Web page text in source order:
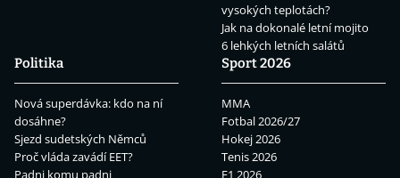
vysokých teplotách?
Jak na dokonalé letní mojito
6 lehkých letních salátů
Politika
Nová superdávka: kdo na ní
dosáhne?
Sjezd sudetských Němců
Proč vláda zavádí EET?
Padni komu padni
Sport 2026
MMA
Fotbal 2026/27
Hokej 2026
Tenis 2026
F1 2026